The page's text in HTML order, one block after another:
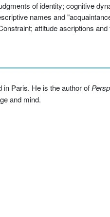
of identity; cognitive
names and
attitude ascriptions
Paris. He is the author of
and mind.